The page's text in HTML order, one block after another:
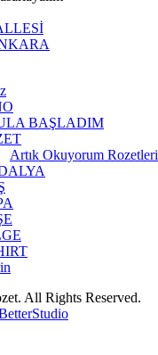
BAŞLADIM
Artık Okuyorum Rozetleri
All Rights Reserved.